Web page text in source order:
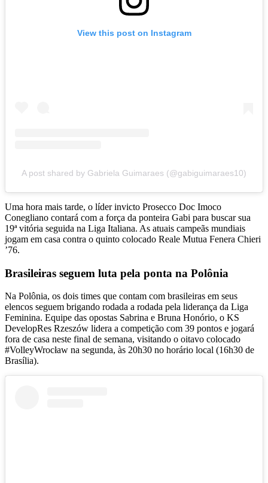
View this post on Instagram
A post shared by Gabriela Guimaraes (@gabiguimaraes10)
Uma hora mais tarde, o líder invicto Prosecco Doc Imoco
Conegliano contará com a força da ponteira Gabi para buscar sua
19ª vitória seguida na Liga Italiana. As atuais campeãs mundiais
jogam em casa contra o quinto colocado Reale Mutua Fenera Chieri
’76.
Brasileiras seguem luta pela ponta na Polônia
Na Polônia, os dois times que contam com brasileiras em seus
elencos seguem brigando rodada a rodada pela liderança da Liga
Feminina. Equipe das opostas Sabrina e Bruna Honório, o KS
DevelopRes Rzeszów lidera a competição com 39 pontos e jogará
fora de casa neste final de semana, visitando o oitavo colocado
#VolleyWrocław na segunda, às 20h30 no horário local (16h30 de
Brasília).